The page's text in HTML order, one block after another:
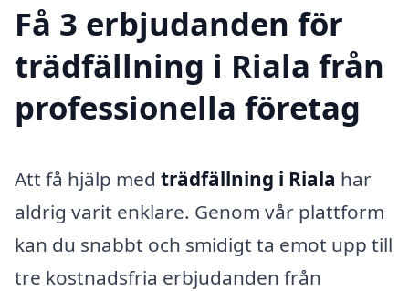
Få 3 erbjudanden för
trädfällning i Riala från
professionella företag
Att få hjälp med trädfällning i Riala har
aldrig varit enklare. Genom vår plattform
kan du snabbt och smidigt ta emot upp till
tre kostnadsfria erbjudanden från